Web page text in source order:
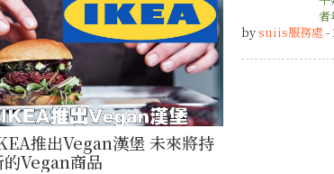
推出Vegan漢堡 未來將持
的Vegan商品
者
bysuiis服務處 -